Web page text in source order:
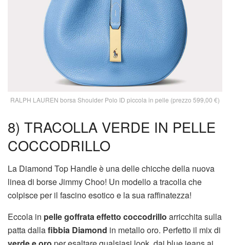
RALPH LAUREN borsa Shoulder Polo ID piccola in pelle (prezzo 599,00 €)
8) TRACOLLA VERDE IN PELLE
COCCODRILLO
La Diamond Top Handle è una delle chicche della nuova
linea di borse Jimmy Choo! Un modello a tracolla che
colpisce per il fascino esotico e la sua raffinatezza!
Eccola in pelle goffrata effetto coccodrillo arricchita sulla
patta dallafibbia Diamond in metallo oro. Perfetto il mix di